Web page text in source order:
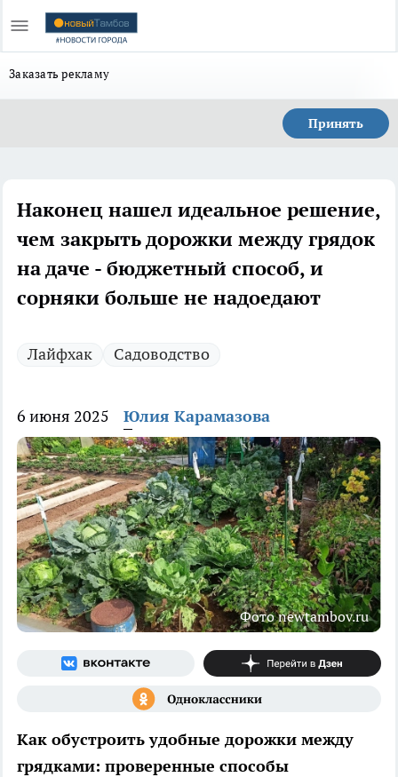
Заказать рекламу
Принять
Наконец нашел идеальное решение,
чем закрыть дорожки между грядок
на даче - бюджетный способ, и
сорняки больше не надоедают
Лайфхак Садоводство
6 июня 2025 Юлия Карамазова
Фото newtambov.ru
Как обустроить удобные дорожки между
грядками: проверенные способы